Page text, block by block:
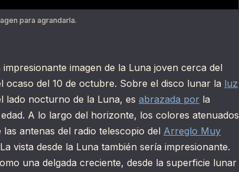
para agrandarla.
impresionante imagen de la Luna joven cerca del
del 10 de octubre. Sobre el disco lunar la luz
lado nocturno de la Luna, es abrazada por la
A lo largo del horizonte, los colores atenuados
antenas del radio telescopio del Arreglo Muy
vista desde la Luna también sería impresionante.
una delgada creciente, desde la superficie lunar